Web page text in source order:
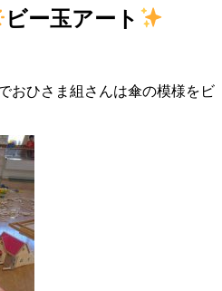
ビー玉アート
おひさま組さんは傘の模様をビ